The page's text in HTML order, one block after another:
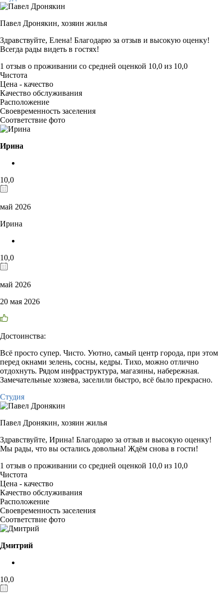
Павел Дронякин, хозяин жилья
Здравствуйте, Елена! Благодарю за отзыв и высокую оценку!
Всегда рады видеть в гостях!
1 отзыв о проживании со средней оценкой 10,0 из 10,0
Чистота
Цена - качество
Качество обслуживания
Расположение
Своевременность заселения
Соответствие фото
Ирина
10,0
май 2026
Ирина
10,0
май 2026
20 мая 2026
Достоинства:
Всё просто супер. Чисто. Уютно, самый центр города, при этом
перед окнами зелень, сосны, кедры. Тихо, можно отлично
отдохнуть. Рядом инфраструктура, магазины, набережная.
Замечательные хозяева, заселили быстро, всё было прекрасно.
Студия
Павел Дронякин, хозяин жилья
Здравствуйте, Ирина! Благодарю за отзыв и высокую оценку!
Мы рады, что вы остались довольна! Ждём снова в гости!
1 отзыв о проживании со средней оценкой 10,0 из 10,0
Чистота
Цена - качество
Качество обслуживания
Расположение
Своевременность заселения
Соответствие фото
Дмитрий
10,0